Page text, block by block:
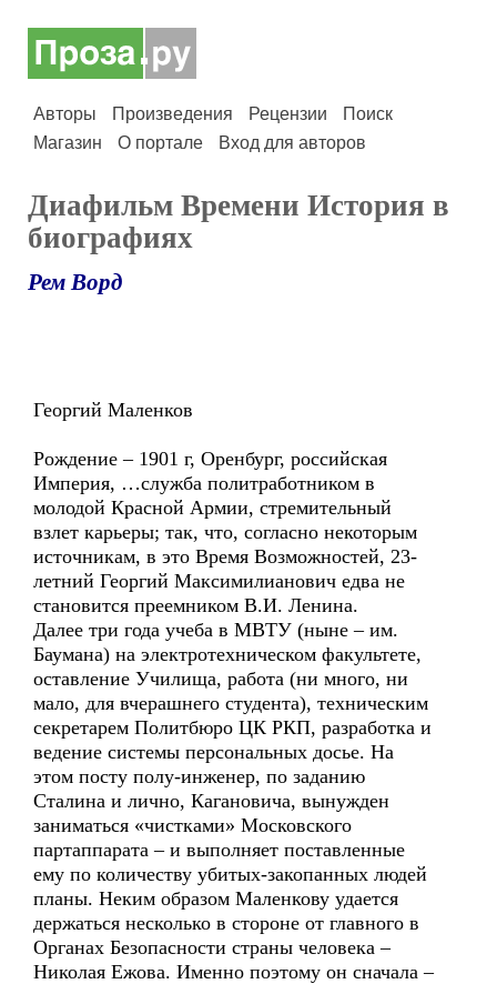
Авторы Произведения Рецензии
Поиск
Магазин
О портале Вход для авторов
Диафильм Времени История в
биографиях
Рем Ворд
Георгий Маленков
Рождение – 1901 г, Оренбург, российская
Империя, …служба политработником в
молодой Красной Армии, стремительный
взлет карьеры; так, что, согласно некоторым
источникам, в это Время Возможностей, 23-
летний Георгий Максимилианович едва не
становится преемником В.И. Ленина.
Далее три года учеба в МВТУ (ныне – им.
Баумана) на электротехническом факультете,
оставление Училища, работа (ни много, ни
мало, для вчерашнего студента), техническим
секретарем Политбюро ЦК РКП, разработка и
ведение системы персональных досье. На
этом посту полу-инженер, по заданию
Сталина и лично, Кагановича, вынужден
заниматься «чистками» Московского
партаппарата – и выполняет поставленные
ему по количеству убитых-закопанных людей
планы. Неким образом Маленкову удается
держаться несколько в стороне от главного в
Органах Безопасности страны человека –
Николая Ежова. Именно поэтому он сначала –